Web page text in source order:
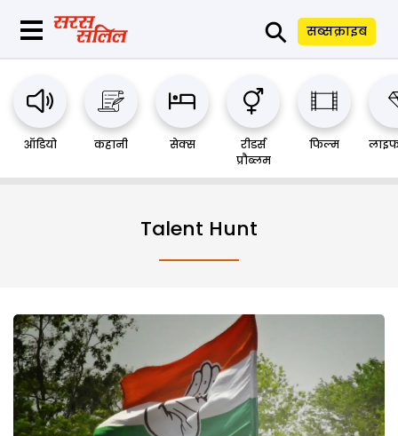
⚲ सब्सक्राइब
ऑडियो कहानी सेक्स
रीडर्स
प्रौब्लम
फिल्म
Talent Hunt